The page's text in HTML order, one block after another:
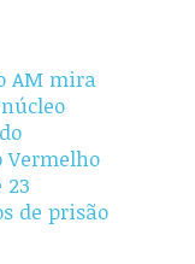
AM mira
Vermelho
23
de prisão